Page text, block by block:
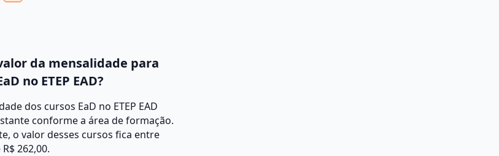
da mensalidade para
no ETEP EAD?
dos cursos EaD no ETEP EAD
conforme a área de formação.
o valor desses cursos fica entre
262,00.